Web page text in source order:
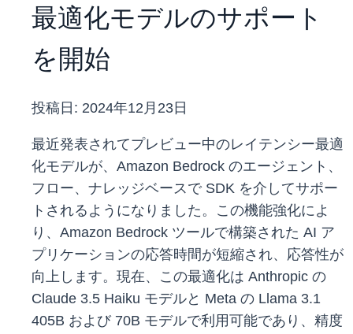
最適化モデルのサポート
を開始
投稿日: 2024年12月23日
最近発表されてプレビュー中のレイテンシー最適
化モデルが、Amazon Bedrock のエージェント、
フロー、ナレッジベースで SDK を介してサポー
トされるようになりました。この機能強化によ
り、Amazon Bedrock ツールで構築された AI ア
プリケーションの応答時間が短縮され、応答性が
向上します。現在、この最適化は Anthropic の
Claude 3.5 Haiku モデルと Meta の Llama 3.1
405B および 70B モデルで利用可能であり、精度